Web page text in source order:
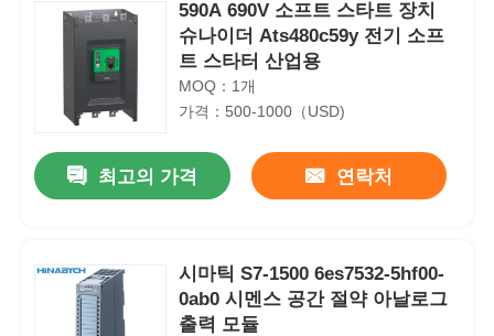
590A 690V 소프트 스타트 장치
슈나이더 Ats480c59y 전기 소프
트 스타터 산업용
MOQ：1개
가격：500-1000（USD)
최고의 가격 연락처
시마틱 S7-1500 6es7532-5hf00-
0ab0 시멘스 공간 절약 아날로그
출력 모듈